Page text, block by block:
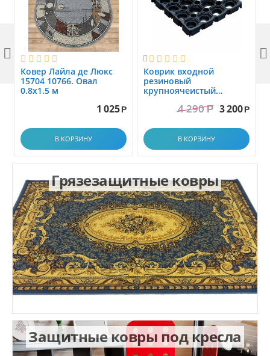
Ковер Лайла де Люкс
15704 10766. Овал
0.8x1.5 м
1 025 Р
В КОРЗИНУ

Коврик вxодной
резиновый
крупноячеистый
1.0x1.5 м4 290 Р 3 200 Р
В КОРЗИНУ
 
Грязезащитные ковры
Защитные ковры под кресла